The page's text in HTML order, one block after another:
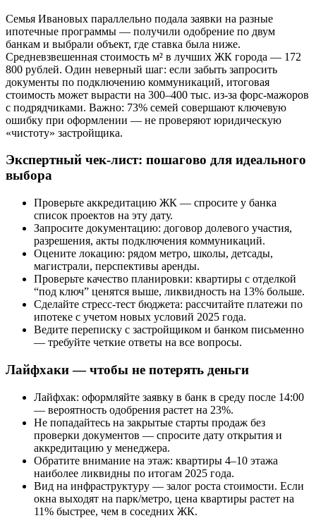
Семья Ивановых параллельно подала заявки на разные
ипотечные программы — получили одобрение по двум
банкам и выбрали объект, где ставка была ниже.
Средневзвешенная стоимость м² в лучших ЖК города — 172
800 рублей. Один неверный шаг: если забыть запросить
документы по подключению коммуникаций, итоговая
стоимость может вырасти на 300–400 тыс. из-за форс-мажоров
с подрядчиками. Важно: 73% семей совершают ключевую
ошибку при оформлении — не проверяют юридическую
«чистоту» застройщика.
Экспертный чек-лист: пошагово для идеального
выбора
Проверьте аккредитацию ЖК — спросите у банка
список проектов на эту дату.
Запросите документацию: договор долевого участия,
разрешения, акты подключения коммуникаций.
Оцените локацию: рядом метро, школы, детсады,
магистрали, перспективы аренды.
Проверьте качество планировки: квартиры с отделкой
“под ключ” ценятся выше, ликвидность на 13% больше.
Сделайте стресс-тест бюджета: рассчитайте платежи по
ипотеке с учетом новых условий 2025 года.
Ведите переписку с застройщиком и банком письменно
— требуйте четкие ответы на все вопросы.
Лайфхаки — чтобы не потерять деньги
Лайфхак: оформляйте заявку в банк в среду после 14:00
— вероятность одобрения растет на 23%.
Не попадайтесь на закрытые старты продаж без
проверки документов — спросите дату открытия и
аккредитацию у менеджера.
Обратите внимание на этаж: квартиры 4–10 этажа
наиболее ликвидны по итогам 2025 года.
Вид на инфраструктуру — залог роста стоимости. Если
окна выходят на парк/метро, цена квартиры растет на
11% быстрее, чем в соседних ЖК.